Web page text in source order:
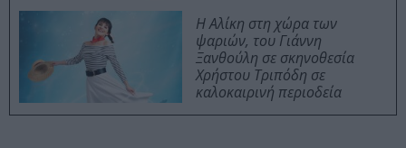
Η Αλίκη στη χώρα των
ψαριών, του Γιάννη
Ξανθούλη σε σκηνοθεσία
Χρήστου Τριπόδη σε
καλοκαιρινή περιοδεία